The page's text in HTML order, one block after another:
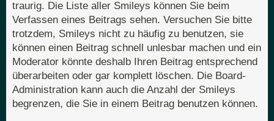
traurig. Die Liste aller Smileys können Sie beim
Verfassen eines Beitrags sehen. Versuchen Sie bitte
trotzdem, Smileys nicht zu häufig zu benutzen, sie
können einen Beitrag schnell unlesbar machen und ein
Moderator könnte deshalb Ihren Beitrag entsprechend
überarbeiten oder gar komplett löschen. Die Board-
Administration kann auch die Anzahl der Smileys
begrenzen, die Sie in einem Beitrag benutzen können.